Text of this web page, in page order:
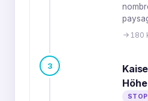
180
3
STOP